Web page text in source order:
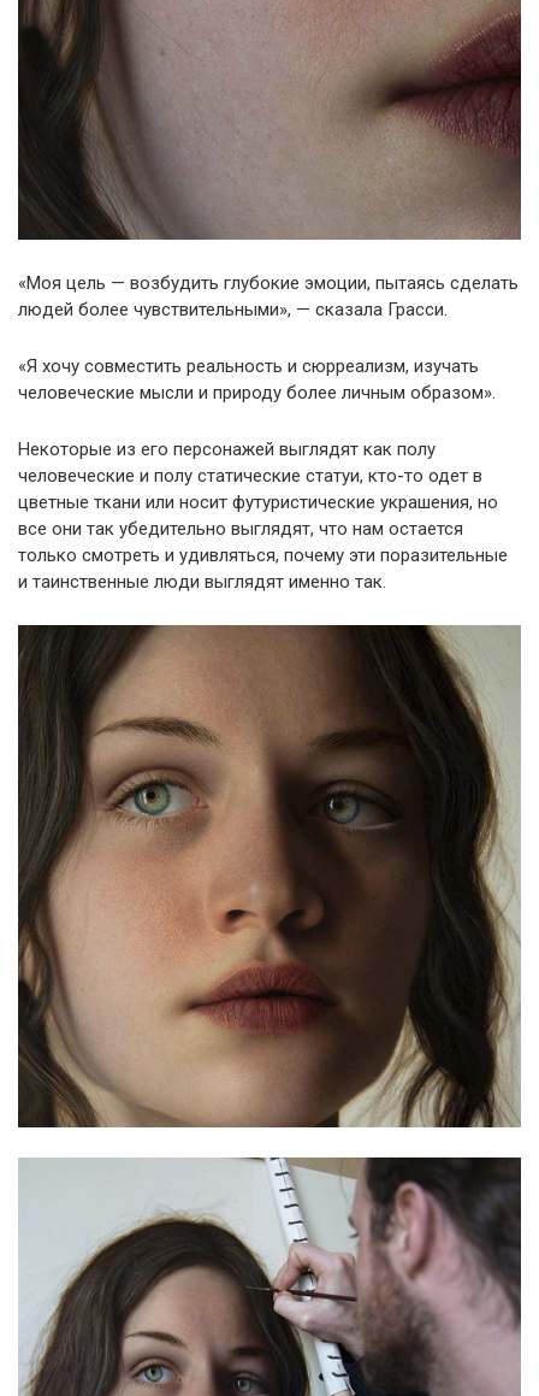
«Моя цель — возбудить глубокие эмоции, пытаясь сделать
людей более чувствительными», — сказала Грасси.
«Я хочу совместить реальность и сюрреализм, изучать
человеческие мысли и природу более личным образом».
Некоторые из его персонажей выглядят как полу
человеческие и полу статические статуи, кто-то одет в
цветные ткани или носит футуристические украшения, но
все они так убедительно выглядят, что нам остается
только смотреть и удивляться, почему эти поразительные
и таинственные люди выглядят именно так.